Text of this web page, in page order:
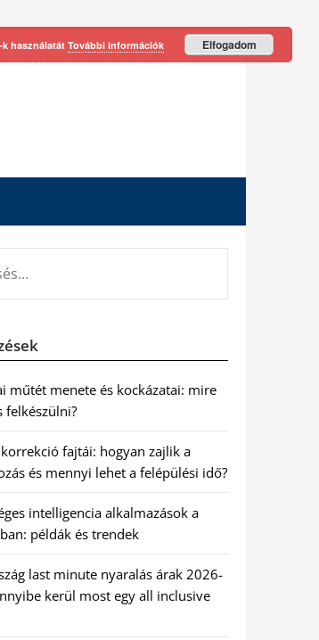
műtét menete és kockázatai: mire
felkészülni?
fajtái: hogyan zajlik a
és mennyi lehet a felépülési idő?
intelligencia alkalmazások a
példák és trendek
last minute nyaralás árak 2026-
kerül most egy all inclusive
használatát További információk Elfogadom